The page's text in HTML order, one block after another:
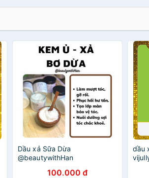
Dầu xả Sữa Dừa
@beautywithHan
100.000 đ
dầu